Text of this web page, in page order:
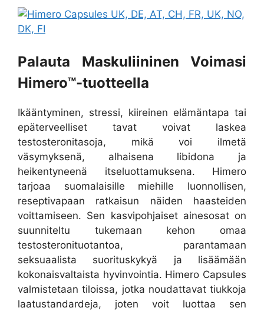
Palauta Maskuliininen Voimasi
Himero™-tuotteella
Ikääntyminen, stressi, kiireinen elämäntapa tai
epäterveelliset tavat voivat laskea
testosteronitasoja, mikä voi ilmetä
väsymyksenä, alhaisena libidona ja
heikentyneenä itseluottamuksena. Himero
tarjoaa suomalaisille miehille luonnollisen,
reseptivapaan ratkaisun näiden haasteiden
voittamiseen. Sen kasvipohjaiset ainesosat on
suunniteltu tukemaan kehon omaa
testosteronituotantoa, parantamaan
seksuaalista suorituskykyä ja lisäämään
kokonaisvaltaista hyvinvointia. Himero Capsules
valmistetaan tiloissa, jotka noudattavat tiukkoja
laatustandardeja, joten voit luottaa sen